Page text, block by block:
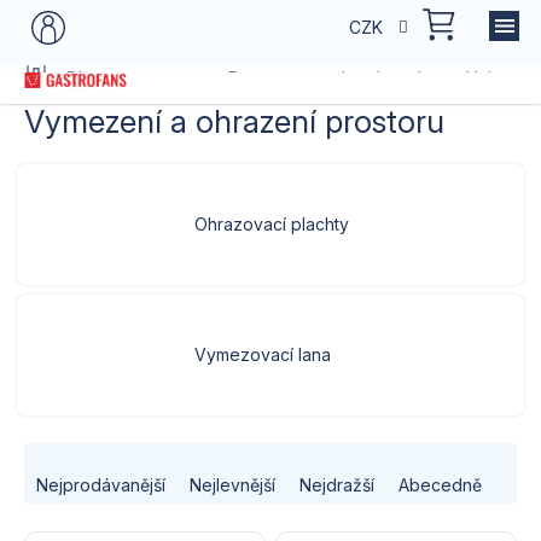
Přejít
CZK
Domů
Dle typu provozu Restaurace Letní sezóna
Vymezení a ohrazení prostoru
Ohrazovací plachty
Vymezovací lana
Nejprodávanější Nejlevnější Nejdražší Abecedně